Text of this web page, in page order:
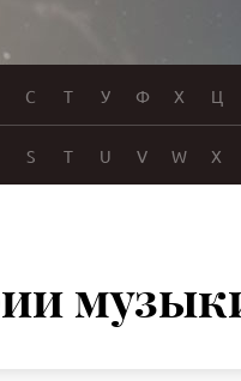
С Т У Ф Х Ц
S T U V W X